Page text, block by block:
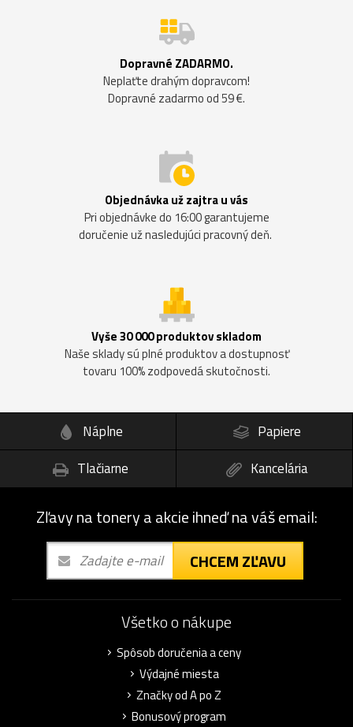
Dopravné ZADARMO.
Neplaťte drahým dopravcom!
Dopravné zadarmo od 59 €.
Objednávka už zajtra u vás
Pri objednávke do 16:00 garantujeme
doručenie už nasledujúci pracovný deň.
Vyše 30 000 produktov skladom
Naše sklady sú plné produktov a dostupnosť
tovaru 100% zodpovedá skutočnosti.
Náplne
Papiere
Tlačiarne
Kancelária
Zľavy na tonery a akcie ihneď na váš email:
CHCEM ZĽAVU
Všetko o nákupe
Spôsob doručenia a ceny
Výdajné miesta
Značky od A po Z
Bonusový program